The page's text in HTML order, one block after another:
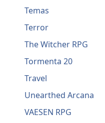
Temas
Terror
The Witcher RPG
Tormenta 20
Travel
Unearthed Arcana
VAESEN RPG